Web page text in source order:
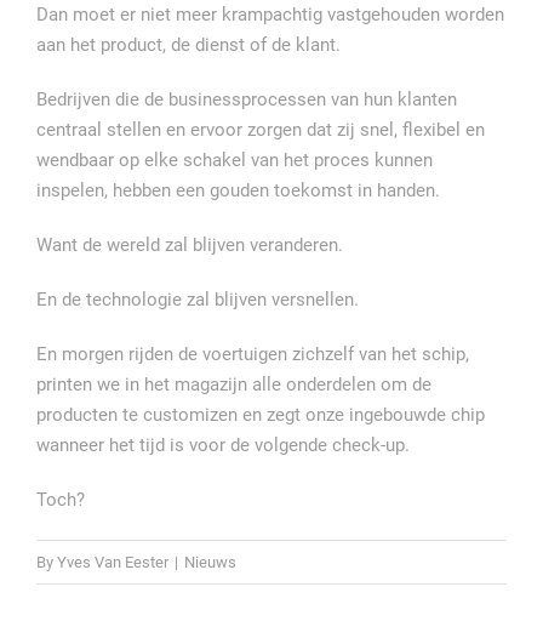
Dan moet er niet meer krampachtig vastgehouden worden
aan het product, de dienst of de klant.
Bedrijven die de businessprocessen van hun klanten
centraal stellen en ervoor zorgen dat zij snel, flexibel en
wendbaar op elke schakel van het proces kunnen
inspelen, hebben een gouden toekomst in handen.
Want de wereld zal blijven veranderen.
En de technologie zal blijven versnellen.
En morgen rijden de voertuigen zichzelf van het schip,
printen we in het magazijn alle onderdelen om de
producten te customizen en zegt onze ingebouwde chip
wanneer het tijd is voor de volgende check-up.
Toch?
By Yves Van Eester | Nieuws